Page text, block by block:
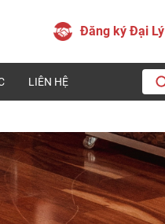
Đăng ký Đại Lý
LIÊN HỆ